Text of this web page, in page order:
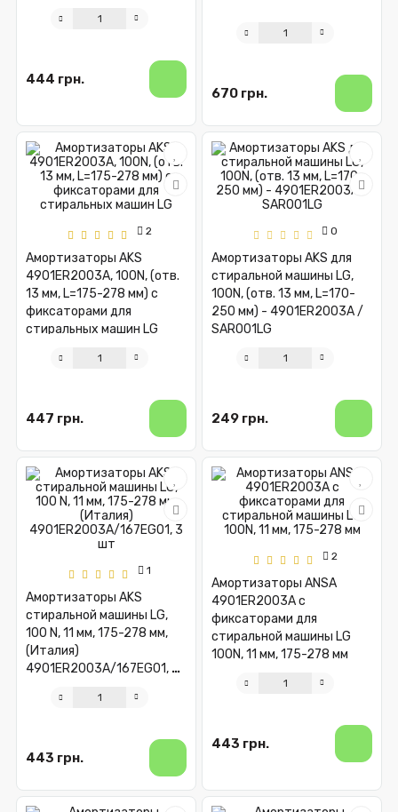
444 грн.
670 грн.
2
Амортизаторы AKS
4901ER2003A, 100N, (отв.
13 мм, L=175-278 мм) с
фиксаторами для
стиральных машин LG
447 грн.
0
Амортизаторы AKS для
стиральной машины LG,
100N, (отв. 13 мм, L=170-
250 мм) - 4901ER2003A /
SAR001LG
249 грн.
1
Амортизаторы AKS
стиральной машины LG,
100 N, 11 мм, 175-278 мм,
(Италия)
4901ER2003A/167EG01, 3
443 грн.
2
Амортизаторы ANSA
4901ER2003A с
фиксаторами для
стиральной машины LG
100N, 11 мм, 175-278 мм
443 грн.